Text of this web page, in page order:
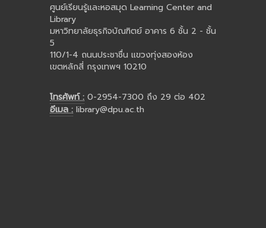
ศูนย์เรียนรู้และหอสมุด Learning Center and
Library
มหาวิทยาลัยธุรกิจบัณฑิตย์ อาคาร 6 ชั้น 2 - ชั้น
5
110/1-4 ถนนประชาชื่น แขวงทุ่งสองห้อง
เขตหลักสี่ กรุงเทพฯ 10210
โทรศัพท์ : 0-2954-7300 ถึง 29 ต่อ 402
อีเมล : library@dpu.ac.th